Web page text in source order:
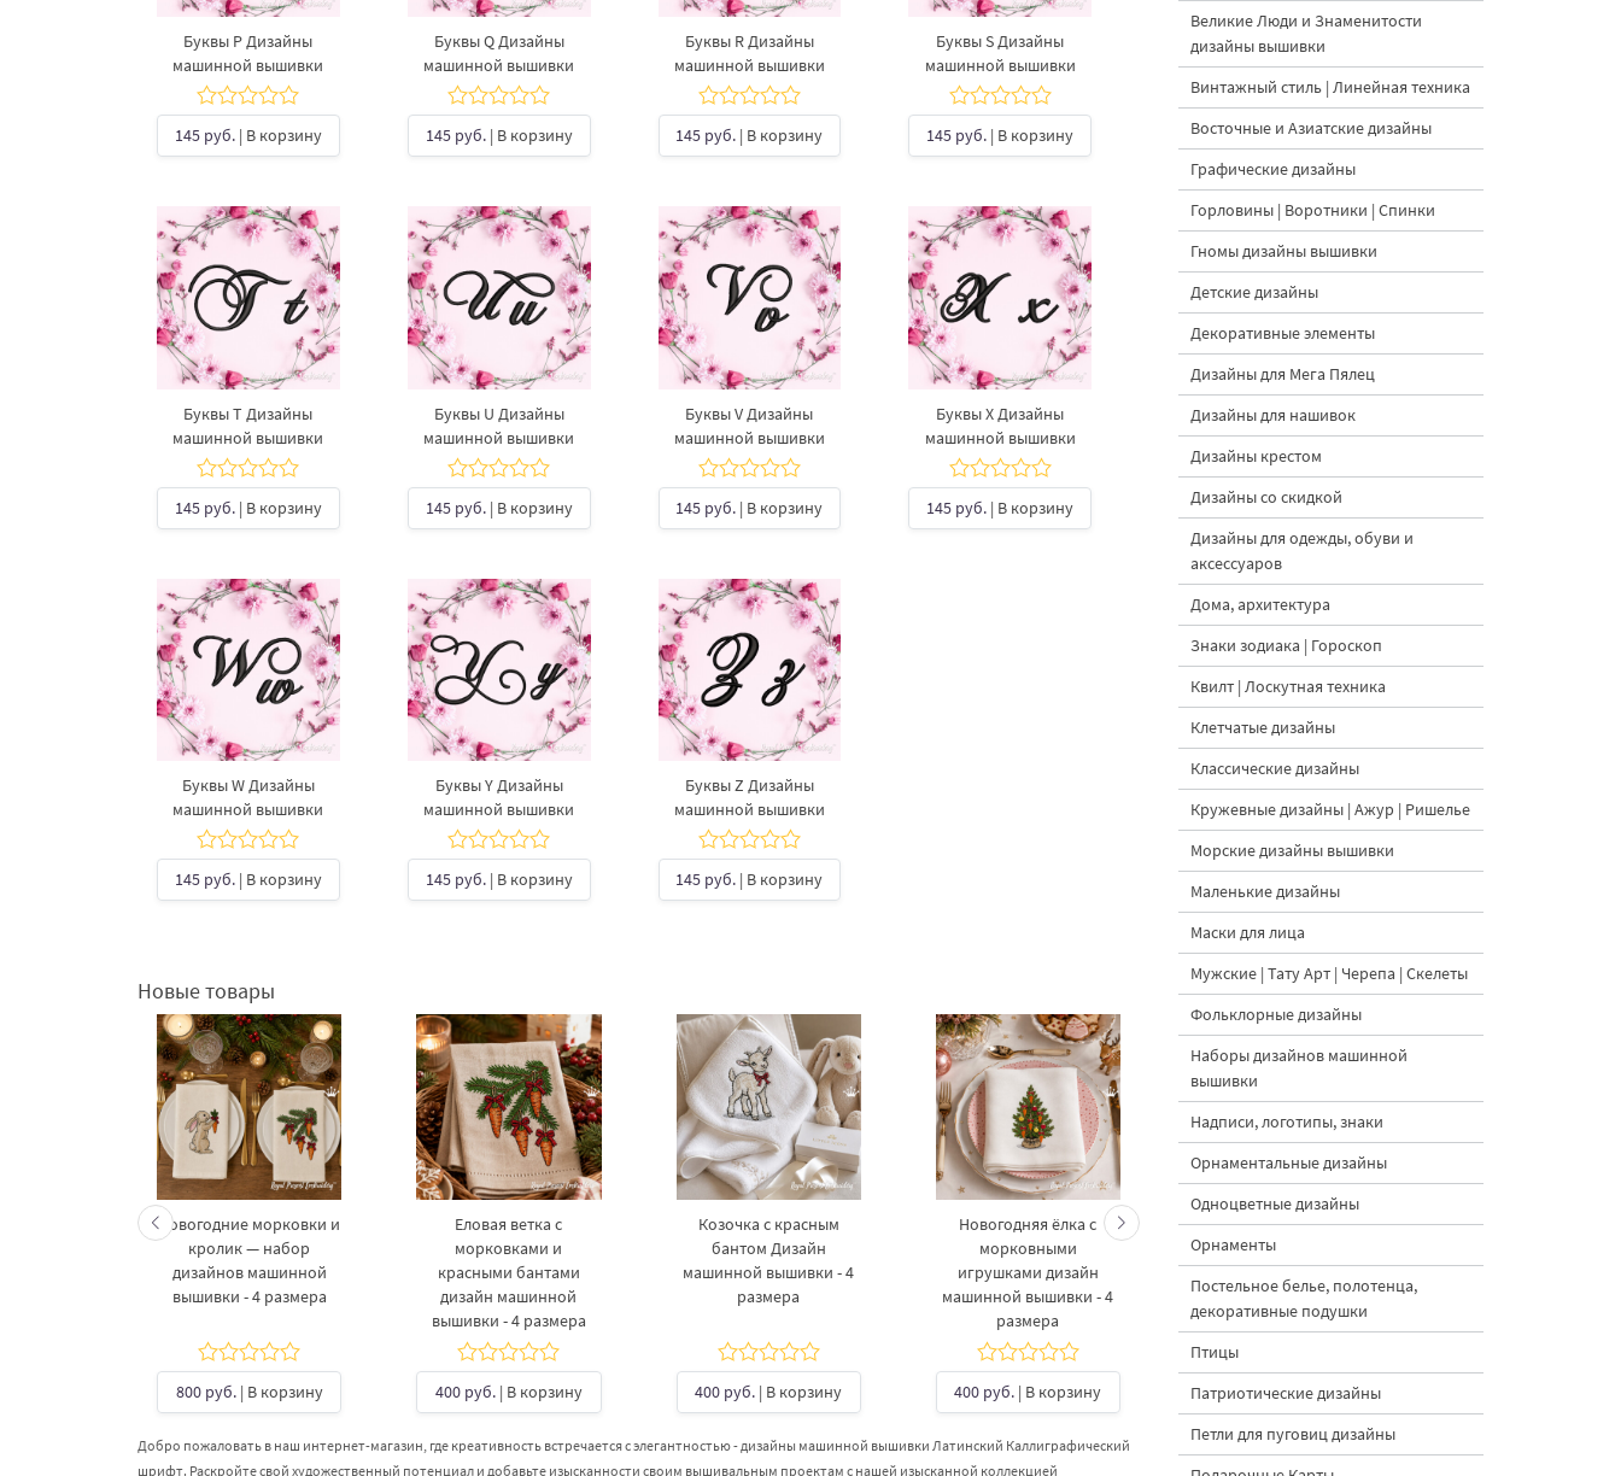
Буквы P Дизайны
машинной вышивки
145 руб.| В корзину
Буквы Q Дизайны
машинной вышивки
145 руб.| В корзину
Буквы R Дизайны
машинной вышивки
145 руб. | В корзину
Буквы S Дизайны
машинной вышивки
145 руб. | В корзину
Буквы T Дизайны
машинной вышивки
145 руб.| В корзину
Буквы U Дизайны
машинной вышивки
145 руб.| В корзину
Буквы V Дизайны
машинной вышивки
145 руб. | В корзину
Буквы X Дизайны
машинной вышивки
145 руб. | В корзину
Буквы W Дизайны
машинной вышивки
145 руб.| В корзину
Буквы Y Дизайны
машинной вышивки
145 руб.| В корзину
Буквы Z Дизайны
машинной вышивки
145 руб. | В корзину
Новые товары
Новогодние морковки и
кролик — набор
дизайнов машинной
вышивки - 4 размера
800 руб.| В корзину
Еловая ветка с
морковками и
красными бантами
дизайн машинной
вышивки - 4 размера
400 руб.| В корзину
Козочка с красным
бантом Дизайн
машинной вышивки - 4
размера
400 руб. | В корзину
Новогодняя ёлка с
морковными
игрушками дизайн
машинной вышивки - 4
размера
400 руб. | В корзину
Кролик украшает ёлку
морковками дизайн
машинной вышивки - 3
размера
500 руб.| В корзину
Новогодний зайчик
подвесками на елке
Добро пожаловать в наш интернет-магазин, где креативность встречается с элегантностью - дизайны машинной вышивки Латинский Каллиграфический
шрифт. Раскройте свой художественный потенциал и добавьте изысканности своим вышивальным проектам с нашей изысканной коллекцией
Великие Люди и Знаменитости
дизайны вышивки
Винтажный стиль | Линейная техника
Восточные и Азиатские дизайны
Графические дизайны
Горловины | Воротники | Спинки
Гномы дизайны вышивки
Детские дизайны
Декоративные элементы
Дизайны для Мега Пялец
Дизайны для нашивок
Дизайны крестом
Дизайны со скидкой
Дизайны для одежды, обуви и
аксессуаров
Дома, архитектура
Знаки зодиака | Гороскоп
Квилт | Лоскутная техника
Клетчатые дизайны
Классические дизайны
Кружевные дизайны | Ажур | Ришелье
Морские дизайны вышивки
Маленькие дизайны
Маски для лица
Мужские | Тату Арт | Черепа | Скелеты
Фольклорные дизайны
Наборы дизайнов машинной
вышивки
Надписи, логотипы, знаки
Орнаментальные дизайны
Одноцветные дизайны
Орнаменты
Постельное белье, полотенца,
декоративные подушки
Птицы
Патриотические дизайны
Петли для пуговиц дизайны